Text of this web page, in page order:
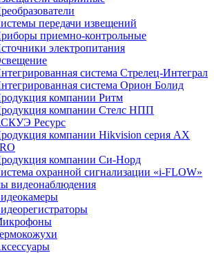
передачи извещений
приемно-контрольные
электропитания
система Стрелец-Интеграл
система Орион Болид
компании Ритм
компании Стелс НПП
Ресурс
компании Hikvision серия AX
компании Си-Норд
охранной сигнализации «i-FLOW»
видеонаблюдения